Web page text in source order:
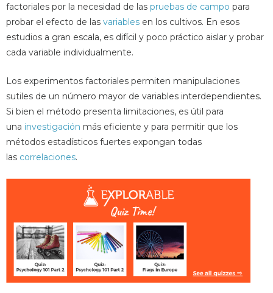
factoriales por la necesidad de las pruebas de campo para
probar el efecto de las variables en los cultivos. En esos
estudios a gran escala, es difícil y poco práctico aislar y probar
cada variable individualmente.
Los experimentos factoriales permiten manipulaciones
sutiles de un número mayor de variables interdependientes.
Si bien el método presenta limitaciones, es útil para
una investigación más eficiente y para permitir que los
métodos estadísticos fuertes expongan todas
las correlaciones.